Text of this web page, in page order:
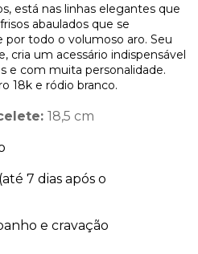
está nas linhas elegantes que
abaulados que se
todo o volumoso aro. Seu
cria um acessário indispensável
e com muita personalidade.
18k e ródio branco.
18,5 cm
(até 7 dias após o
e cravação